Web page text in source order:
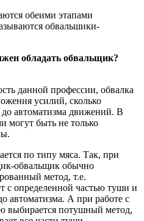
обеими этапами
обвальшики-
обладать обвальщик?
данной профессии, обвалка
усилий, сколько
автоматизма движений. В
могут быть не только
по типу мяса. Так, при
обвальщик обычно
метод, т.е.
с определенной частью туши и
автоматизма. А при работе с
выбирается потушный метод,